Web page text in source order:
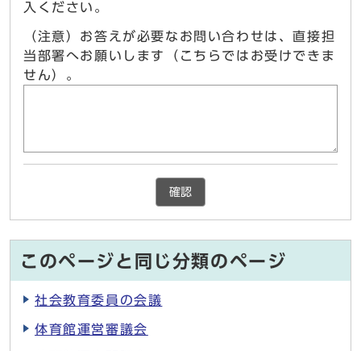
入ください。
（注意）お答えが必要なお問い合わせは、直接担
当部署へお願いします（こちらではお受けできま
せん）。
確認
このページと同じ分類のページ
社会教育委員の会議
体育館運営審議会